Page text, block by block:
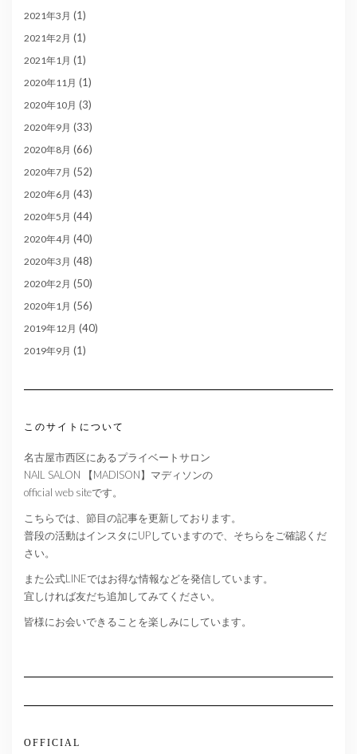
2021年3月 (1)
2021年2月 (1)
2021年1月 (1)
2020年11月 (1)
2020年10月 (3)
2020年9月 (33)
2020年8月 (66)
2020年7月 (52)
2020年6月 (43)
2020年5月 (44)
2020年4月 (40)
2020年3月 (48)
2020年2月 (50)
2020年1月 (56)
2019年12月 (40)
2019年9月 (1)
このサイトについて
名古屋市西区にあるプライベートサロン
NAIL SALON 【MADISON】マディソンの
official web siteです。
こちらでは、節目の記事を更新しております。
普段の活動はインスタにUPしていますので、そちらをご確認くだ
さい。
また公式LINEではお得な情報などを発信しています。
宜しければ友だち追加してみてください。
皆様にお会いできることを楽しみにしています。
OFFICIAL